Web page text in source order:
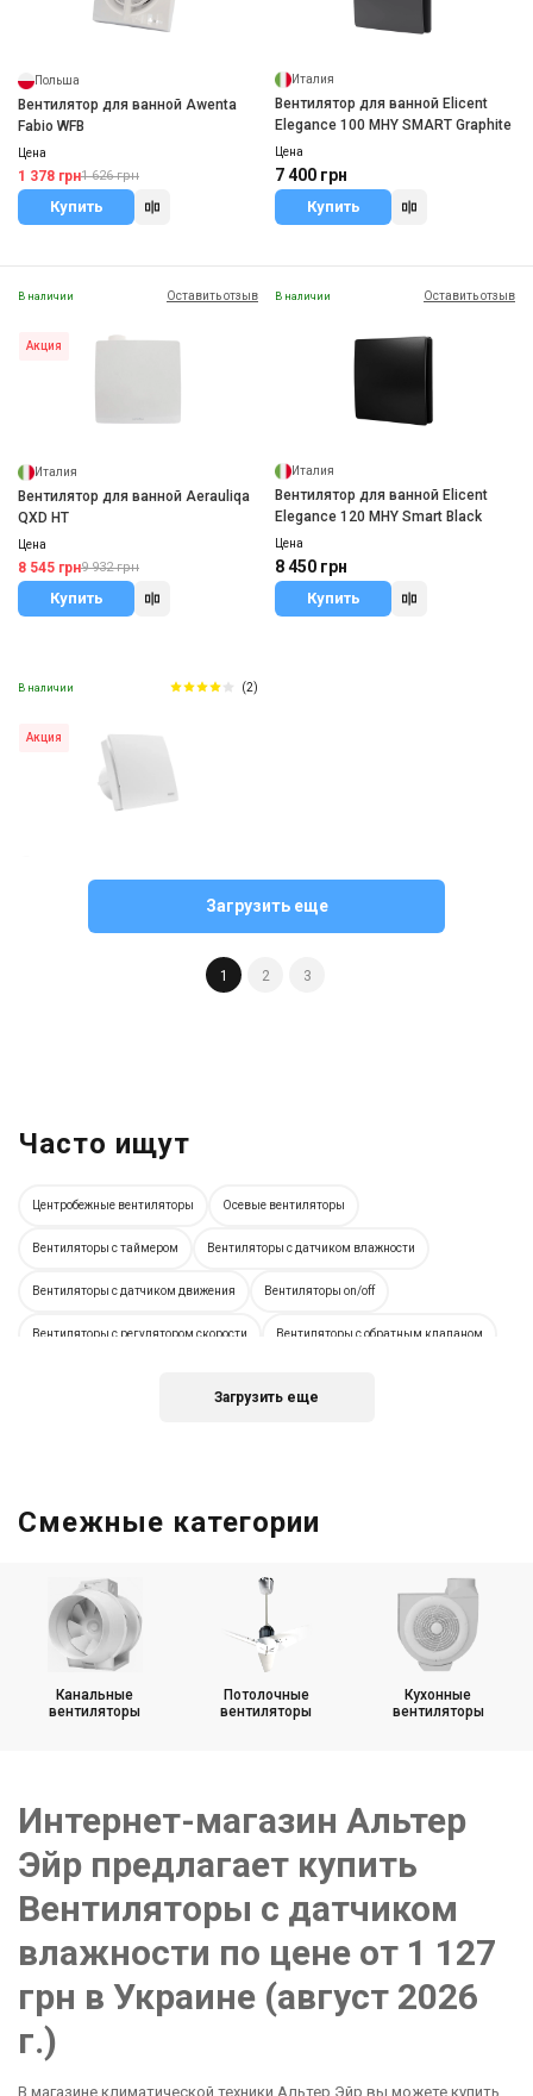
Польша
Вентилятор для ванной Awenta
Fabio WFB
Цена
1 378 грн1 626 грн
Купить
Италия
Вентилятор для ванной Elicent
Elegance 100 MHY SMART Graphite
Цена
7 400 грн
Купить
В наличии Оставить отзыв
Акция
Италия
Вентилятор для ванной Aerauliqa
QXD HT
Цена
8 545 грн9 932 грн
Купить
В наличии Оставить отзыв
Италия
Вентилятор для ванной Elicent
Elegance 120 MHY Smart Black
Цена
8 450 грн
Купить
В наличии (2)
Акция
Вентилятор для ванной Maico ECA
Загрузить еще
1 2 3
Часто ищут
Центробежные вентиляторы Осевые вентиляторы
Вентиляторы с таймером Вентиляторы с датчиком влажности
Вентиляторы с датчиком движения Вентиляторы on/off
Вентиляторы с регулятором скорости Вентиляторы с обратным клапаном
Вентиляторы с диаметром 150 мм
Загрузить еще
Смежные категории
Канальные
вентиляторы
Потолочные
вентиляторы
Кухонные
вентиляторы
Интернет-магазин Альтер
Эйр предлагает купить
Вентиляторы с датчиком
влажности по цене от 1 127
грн в Украине (август 2026
г.)
В магазине климатической техники Альтер Эйр вы можете купить